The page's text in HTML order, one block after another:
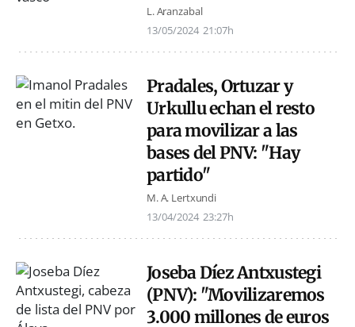
L. Aranzabal
13/05/2024 21:07h
Pradales, Ortuzar y
Urkullu echan el resto
para movilizar a las
bases del PNV: "Hay
partido"
M. A. Lertxundi
13/04/2024 23:27h
Joseba Díez Antxustegi
(PNV): "Movilizaremos
3.000 millones de euros